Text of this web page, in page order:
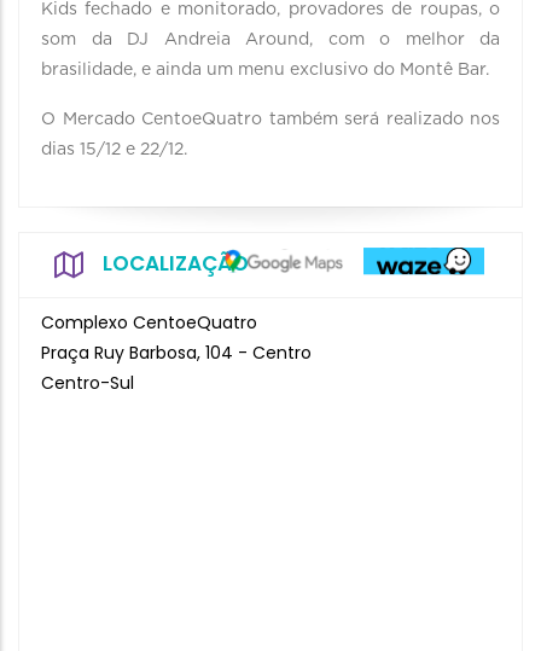
Kids fechado e monitorado, provadores de roupas, o
som da DJ Andreia Around, com o melhor da
brasilidade, e ainda um menu exclusivo do Montê Bar.
O Mercado CentoeQuatro também será realizado nos
dias 15/12 e 22/12.
LOCALIZAÇÃO
Complexo CentoeQuatro
Praça Ruy Barbosa, 104 - Centro
Centro-Sul